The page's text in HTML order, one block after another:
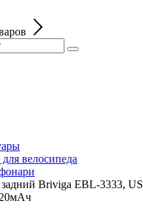
велосипеда
Briviga EBL-3333,